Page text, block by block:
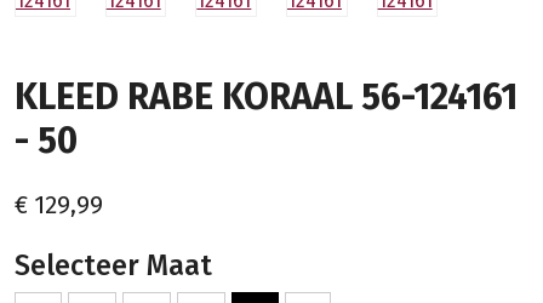
KLEED RABE KORAAL 56-124161
- 50
€ 129,99
Selecteer Maat